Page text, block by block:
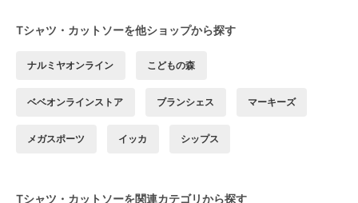
Tシャツ・カットソーを他ショップから探す
ナルミヤオンライン こどもの森
ベベオンラインストア ブランシェス マーキーズ
メガスポーツ イッカ シップス
Tシャツ・カットソーを関連カテゴリから探す